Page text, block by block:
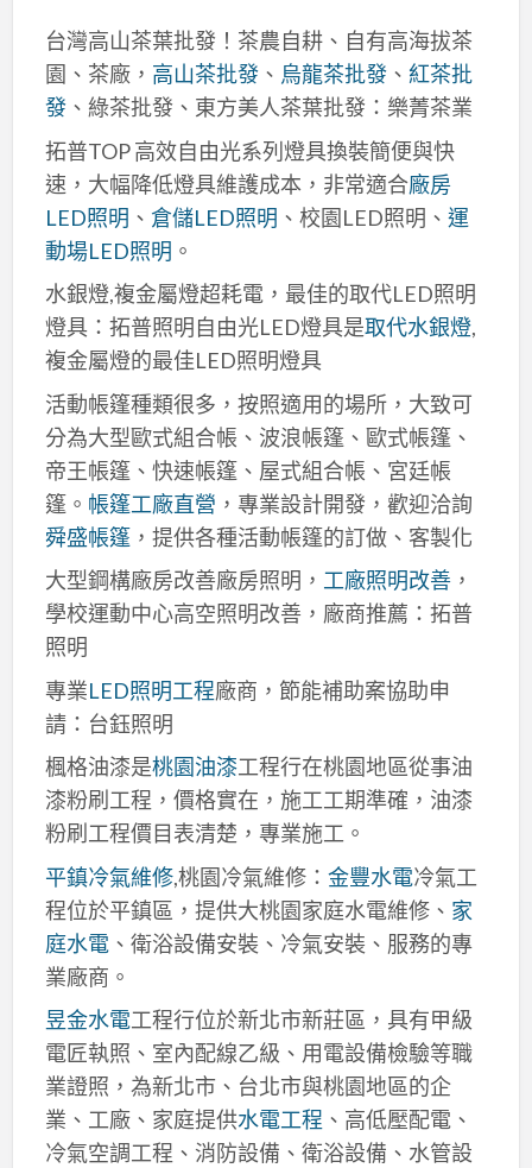
台灣高山茶葉批發！茶農自耕、自有高海拔茶
園、茶廠， 高山茶批發、 烏龍茶批發、 紅茶批
發、綠茶批發、東方美人茶葉批發：樂菁茶業
拓普TOP 高效自由光系列燈具換裝簡便與快
速，大幅降低燈具維護成本，非常適合廠房
LED照明 、 倉儲LED照明 、校園LED照明、 運
動場LED照明 。
水銀燈,複金屬燈超耗電，最佳的取代LED照明
燈具：拓普照明自由光LED燈具是取代水銀燈,
複金屬燈的最佳LED照明燈具
活動帳篷種類很多，按照適用的場所，大致可
分為大型歐式組合帳、波浪帳篷、歐式帳篷、
帝王帳篷、快速帳篷、屋式組合帳、宮廷帳
篷。 帳篷工廠直營 ，專業設計開發，歡迎洽詢
舜盛帳篷，提供各種活動帳篷的訂做、客製化
大型鋼構廠房改善廠房照明， 工廠照明改善，
學校運動中心高空照明改善，廠商推薦：拓普
照明
專業LED照明工程廠商，節能補助案協助申
請：台鈺照明
楓格油漆是桃園油漆工程行在桃園地區從事油
漆粉刷工程，價格實在，施工工期準確，油漆
粉刷工程價目表清楚，專業施工。
平鎮冷氣維修,桃園冷氣維修： 金豐水電冷氣工
程位於平鎮區，提供大桃園家庭水電維修、 家
庭水電、衛浴設備安裝、冷氣安裝、服務的專
業廠商。
昱金水電工程行位於新北市新莊區，具有甲級
電匠執照、室內配線乙級、用電設備檢驗等職
業證照，為新北市、台北市與桃園地區的企
業、工廠、家庭提供水電工程 、高低壓配電、
冷氣空調工程、消防設備、衛浴設備、水管設